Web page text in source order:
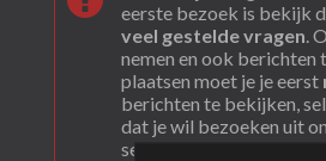
eerste bezoek is bekijk
veel gestelde vragen.
nemen en ook berichten
plaatsen moet je je eerst
berichten te bekijken,
dat je wil bezoeken uit
selectie.